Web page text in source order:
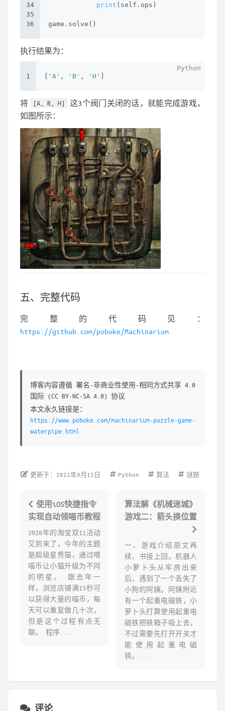
34
35
36
print (self.ops)
game.solve()
执行结果为：
1 [ 'A' , 'B' , 'H' ]
将 [A, B, H]
这3个阀门关闭的话，就能完成游戏，
如图所示：
五、完整代码
完整的代码见：
https://github.com/poboke/Machinarium
博客内容遵循 署名-非商业性使用-相同方式共享 4.0
国际 (CC BY-NC-SA 4.0) 协议
本文永久链接是：
https://www.poboke.com/machinarium-puzzle-game-
waterpipe.html
更新于：2021年9月11日 Python 算法 谜题
使用iOS快捷指令
实现自动领喵币教程
2020年的淘宝双11活动
又到来了，今年的主题
是超级星秀猫，通过喂
喵币让小猫升级为不同
的明星。 跟去年一
样，浏览店铺满15秒可
以获得大量的喵币，每
天可以重复做几十次，
但是这个过程有点无
聊。 程序...
算法解《机械迷城》
游戏二：箭头换位置
一、游戏介绍原文再
续，书接上回。机器人
小萝卜头从牢房出来
后，遇到了一个丢失了
小狗的阿姨。阿姨附近
有一个起重电磁铁，小
萝卜头打算使用起重电
磁铁把铁箱子吸上去，
不过需要先打开开关才
能使用起重电磁
铁。...
评论